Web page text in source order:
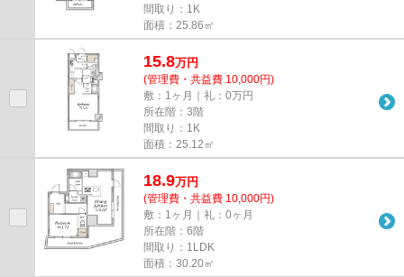
間取り：1K
面積：25.86㎡
15.8万円
(管理費・共益費 10,000円)
敷：1ヶ月｜礼：0万円
所在階：3階
間取り：1K
面積：25.12㎡
18.9万円
(管理費・共益費 10,000円)
敷：1ヶ月｜礼：0ヶ月
所在階：6階
間取り：1LDK
面積：30.20㎡